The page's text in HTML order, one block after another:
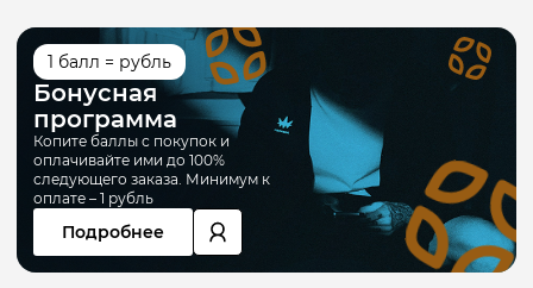
1 балл = рубль
Бонусная
программа
Копите баллы с покупок и
оплачивайте ими до 100%
следующего заказа. Минимум к
оплате – 1 рубль
Подробнее